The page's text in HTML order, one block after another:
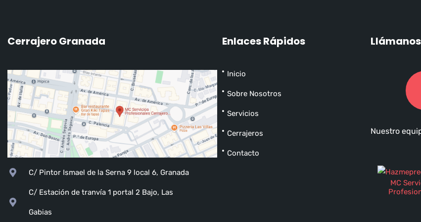
Cerrajero Granada
C/ Pintor Ismael de la Serna 9 local 6, Granada
C/ Estación de tranvía 1 portal 2 Bajo, Las
Gabias
Enlaces Rápidos
Inicio
Sobre Nosotros
Servicios
Cerrajeros
Contacto
Nuestro
MC